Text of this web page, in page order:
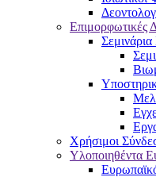
Επιμορφωτικές
Χρήσιμοι
Υλοποιηθέντα